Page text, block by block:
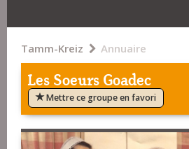
Tamm-Kreiz Annuaire
Les Soeurs Goadec
Mettre ce groupe en favori